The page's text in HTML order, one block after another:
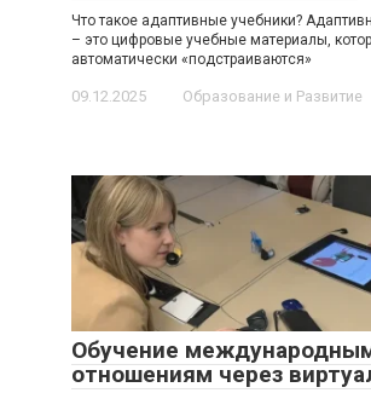
Что такое адаптивные учебники?
– это цифровые учебные материалы,
автоматически «подстраиваются»
09.12.2025 Образование и Развитие
Обучение
отношениям через